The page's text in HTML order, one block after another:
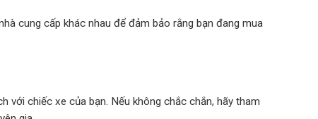
cung cấp khác nhau để đảm bảo rằng bạn đang mua
với chiếc xe của bạn. Nếu không chắc chắn, hãy tham